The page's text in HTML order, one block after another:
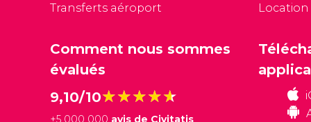
Transferts aéroport
Comment nous sommes
évalués
9,10/10★★★★★
★★★★★
+5 000 000 avis de Civitatis